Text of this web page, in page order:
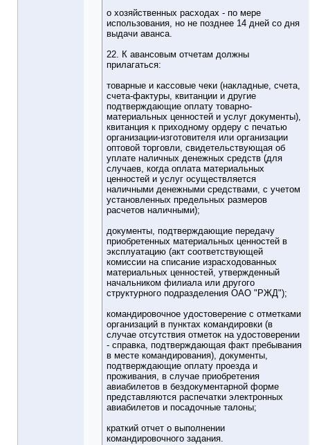
о хозяйственных расходах - по мере
использования, но не позднее 14 дней со дня
выдачи аванса.
22. К авансовым отчетам должны
прилагаться:
товарные и кассовые чеки (накладные, счета,
счета-фактуры, квитанции и другие
подтверждающие оплату товарно-
материальных ценностей и услуг документы),
квитанция к приходному ордеру с печатью
организации-изготовителя или организации
оптовой торговли, свидетельствующая об
уплате наличных денежных средств (для
случаев, когда оплата материальных
ценностей и услуг осуществляется
наличными денежными средствами, с учетом
установленных предельных размеров
расчетов наличными);
документы, подтверждающие передачу
приобретенных материальных ценностей в
эксплуатацию (акт соответствующей
комиссии на списание израсходованных
материальных ценностей, утвержденный
начальником филиала или другого
структурного подразделения ОАО "РЖД");
командировочное удостоверение с отметками
организаций в пунктах командировки (в
случае отсутствия отметок на удостоверении
- справка, подтверждающая факт пребывания
в месте командирования), документы,
подтверждающие оплату проезда и
проживания, в случае приобретения
авиабилетов в бездокументарной форме
представляются распечатки электронных
авиабилетов и посадочные талоны;
краткий отчет о выполнении
командировочного задания.